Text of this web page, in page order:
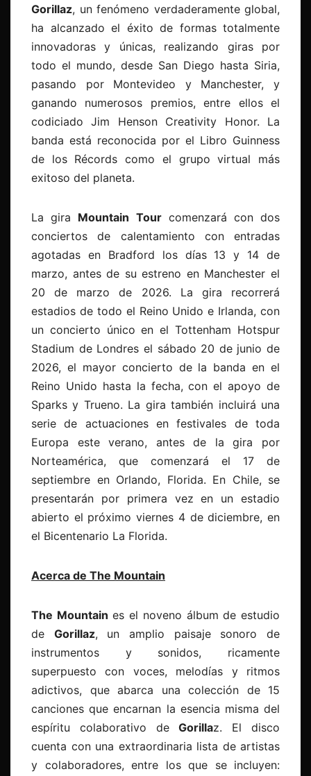
Gorillaz, un fenómeno verdaderamente global,
ha alcanzado el éxito de formas totalmente
innovadoras y únicas, realizando giras por
todo el mundo, desde San Diego hasta Siria,
pasando por Montevideo y Manchester, y
ganando numerosos premios, entre ellos el
codiciado Jim Henson Creativity Honor. La
banda está reconocida por el Libro Guinness
de los Récords como el grupo virtual más
exitoso del planeta.
La gira Mountain Tourcomenzará con dos
conciertos de calentamiento con entradas
agotadas en Bradford los días 13 y 14 de
marzo, antes de su estreno en Manchester el
20 de marzo de 2026. La gira recorrerá
estadios de todo el Reino Unido e Irlanda, con
un concierto único en el Tottenham Hotspur
Stadium de Londres el sábado 20 de junio de
2026, el mayor concierto de la banda en el
Reino Unido hasta la fecha, con el apoyo de
Sparks y Trueno. La gira también incluirá una
serie de actuaciones en festivales de toda
Europa este verano, antes de la gira por
Norteamérica, que comenzará el 17 de
septiembre en Orlando, Florida. En Chile, se
presentarán por primera vez en un estadio
abierto el próximo viernes 4 de diciembre, en
el Bicentenario La Florida.
Acerca de The Mountain
The Mountain es el noveno álbum de estudio
de Gorillaz, un amplio paisaje sonoro de
instrumentos y sonidos, ricamente
superpuesto con voces, melodías y ritmos
adictivos, que abarca una colección de 15
canciones que encarnan la esencia misma del
espíritu colaborativo deGorillaz. El disco
cuenta con una extraordinaria lista de artistas
y colaboradores, entre los que se incluyen: